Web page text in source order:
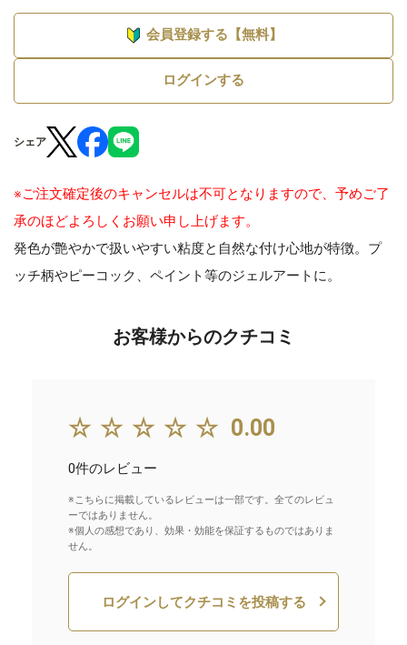
会員登録する【無料】
ログインする
シェア
※ご注文確定後のキャンセルは不可となりますので、予めご了
承のほどよろしくお願い申し上げます。
発色が艶やかで扱いやすい粘度と自然な付け心地が特徴。プ
ッチ柄やピーコック、ペイント等のジェルアートに。
お客様からのクチコミ
☆☆☆☆☆ 0.00
0件のレビュー
※こちらに掲載しているレビューは一部です。全てのレビュ
ーではありません。
※個人の感想であり、効果・効能を保証するものではありま
せん。
ログインしてクチコミを投稿する